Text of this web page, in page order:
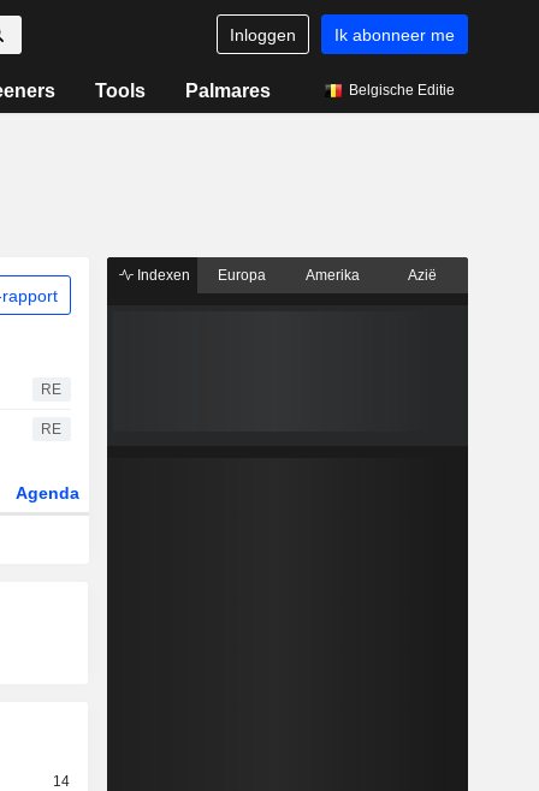
Inloggen Ik abonneer me
Tools Palmares Belgische Editie
RE
RE
Agenda
14
Indexen Europa Amerika Azië